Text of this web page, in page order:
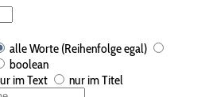
alle Worte (Reihenfolge egal)
boolean
im Text
nur im Titel